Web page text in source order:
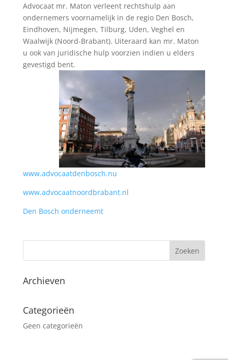
Advocaat mr. Maton verleent rechtshulp aan
ondernemers voornamelijk in de regio Den Bosch,
Eindhoven, Nijmegen, Tilburg, Uden, Veghel en
Waalwijk (Noord-Brabant). Uiteraard kan mr. Maton
u ook van juridische hulp voorzien indien u elders
gevestigd bent.
www.advocaatdenbosch.nu
www.advocaatnoordbrabant.nl
Den Bosch onderneemtht-Rosmalen-Boxtel-Noord-
Archieven
Categorieën
Geen categorieën